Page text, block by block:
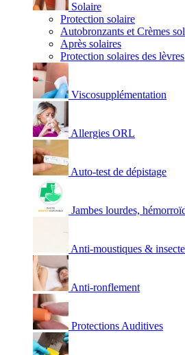
Solaire
Protection solaire
Autobronzants et Crèmes
Après solaires
Protection solaires des lèvres
Viscosupplémentation
Allergies ORL
Auto-test de dépistage
Jambes lourdes,
Anti-moustiques &
Anti-ronflement
Protections Auditives